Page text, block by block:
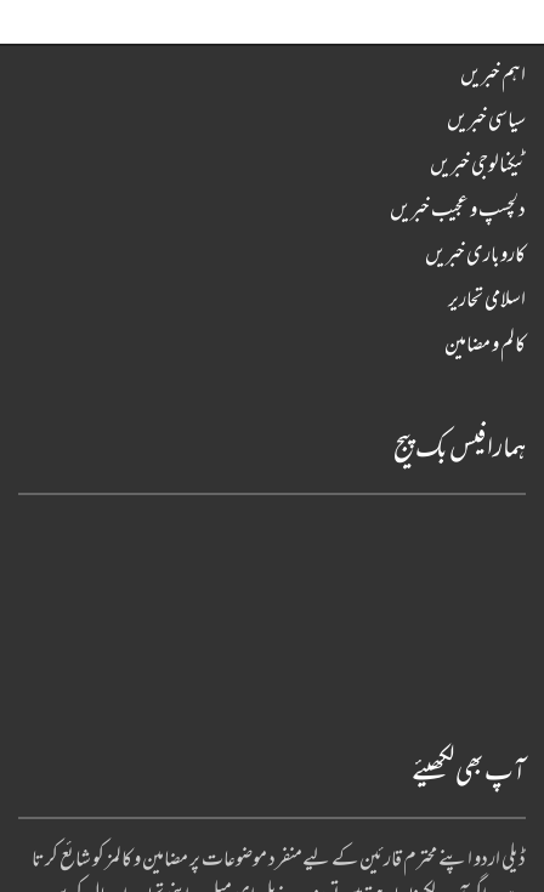
اہم خبریں
سیاسی خبریں
ٹیکنالوجی خبریں
دلچسپ و عجیب خبریں
کاروباری خبریں
اسلامی تحاریر
کالم و مضامین
ہمارا فیس بک پیج
آپ بھی لکھیئے
ڈیلی اردو اپنے محترم قارئین کے لیےمنفرد موضوعات پر مضامین و کالمز کو شائع کرتا